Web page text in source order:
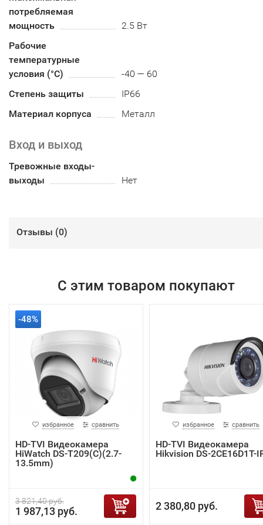
потребляемая
мощность
2.5 Вт
Рабочие
температурные
условия (°С)
-40 — 60
Степень защиты
IP66
Материал корпуса
Металл
Вход и выход
Тревожные входы-
выходы
Нет
Отзывы (0)
С этим товаром покупают
-48%
избранное сравнить
HD-TVI Видеокамера
HiWatch DS-T209(C)(2.7-
13.5mm)
3 821,40 руб.
1 987,13 руб.
избранное сравнить
HD-TVI Видеокамера
Hikvision DS-2CE16D1T-
2 380,80 руб.